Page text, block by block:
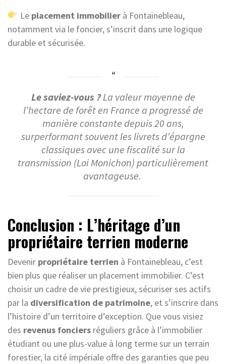
Le placement immobilierà Fontainebleau,
notamment via le foncier, s’inscrit dans une logique
durable et sécurisée.
Le saviez-vous ?La valeur moyenne de
l’hectare de forêt en France a progressé de
manière constante depuis 20 ans,
surperformant souvent les livrets d’épargne
classiques avec une fiscalité sur la
transmission (Loi Monichon) particulièrement
avantageuse.
Conclusion : L’héritage d’un
propriétaire terrien moderne
Devenir propriétaire terrien à Fontainebleau, c’est
bien plus que réaliser un placement immobilier. C’est
choisir un cadre de vie prestigieux, sécuriser ses actifs
par la diversification de patrimoine, et s’inscrire dans
l’histoire d’un territoire d’exception. Que vous visiez
des revenus fonciers réguliers grâce à l’immobilier
étudiant ou une plus-value à long terme sur un terrain
forestier, la cité impériale offre des garanties que peu